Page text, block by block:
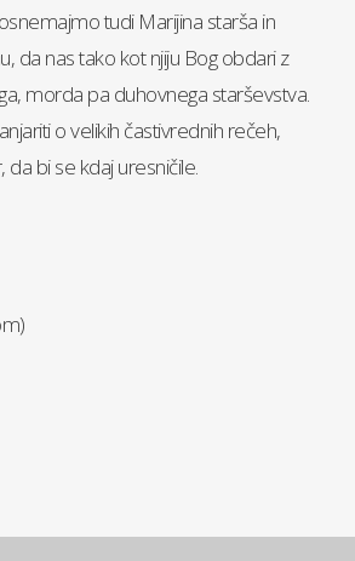
tudi Marijina starša in
da nas tako kot njiju Bog obdari z
morda pa duhovnega starševstva.
o velikih častivrednih rečeh,
da bi se kdaj uresničile.